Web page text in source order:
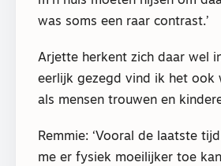
was soms een raar contrast.’
Arjette herkent zich daar wel
eerlijk gezegd vind ik het ook
als mensen trouwen en
Remmie: ‘Vooral de laatste
me er fysiek moeilijker toe